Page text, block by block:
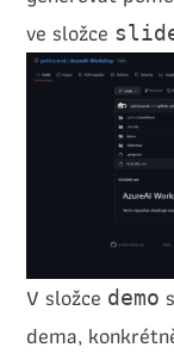
ve složce
V složce demo
dema,